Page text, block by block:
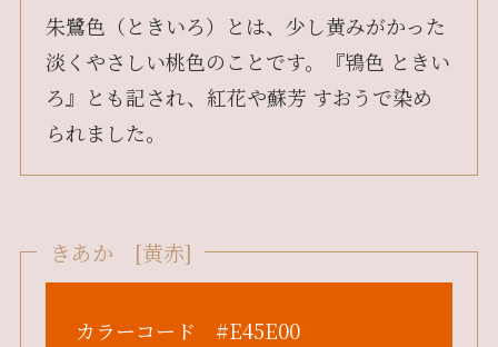
朱鷺色（ときいろ）とは、少し黄みがかった
淡くやさしい桃色のことです。『鴇色 ときい
ろ』とも記され、紅花や蘇芳 すおうで染め
られました。
きあか [黄赤]
カラーコード #E45E00